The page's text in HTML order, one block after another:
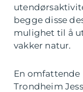
begge disse
mulighet til å
vakker natur.
En omfattende
Trondheim